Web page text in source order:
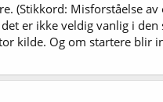
(Stikkord: Misforståelse av
er ikke veldig vanlig i
kilde. Og om startere blir